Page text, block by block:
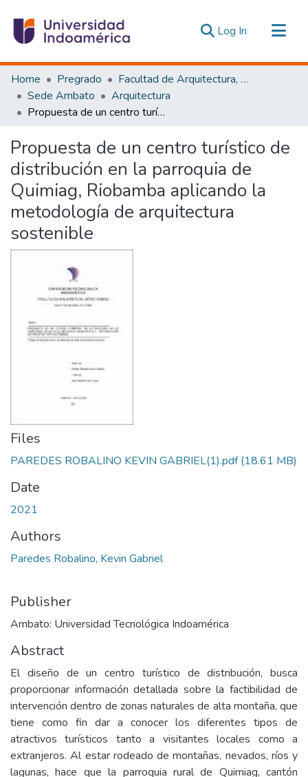
Log In (current)
Communities & Collections
All of DSpace
Statistics
Home Pregrado
Facultad de Arquitectura, Artes y Diseño
Sede Ambato
Arquitectura
Propuesta de un centro turístico de distribución en la parroquia de Quimiag, Riobamba aplicando la metodología de arquitectura sostenible
Propuesta de un centro turístico de
distribución en la parroquia de
Quimiag, Riobamba aplicando la
metodología de arquitectura
sostenible
Files
PAREDES ROBALINO KEVIN GABRIEL(1).pdf(18.61 MB)
Date
2021
Authors
Paredes Robalino, Kevin Gabriel
Publisher
Ambato: Universidad Tecnológica Indoamérica
Abstract
El diseño de un centro turístico de distribución, busca
proporcionar información detallada sobre la factibilidad de
intervención dentro de zonas naturales de alta montaña, que
tiene como fin dar a conocer los diferentes tipos de
atractivos turísticos tanto a visitantes locales como a
extranjeros. Al estar rodeado de montañas, nevados, ríos y
lagunas, hace que la parroquia rural de Quimiag, cantón